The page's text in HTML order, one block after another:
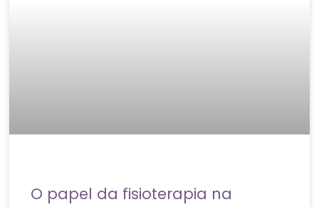
O papel da fisioterapia na